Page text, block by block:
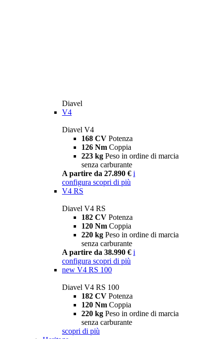
Diavel
V4
Diavel V4
168 CV Potenza
126 Nm Coppia
223 kg Peso in ordine di marcia
senza carburante
A partire da 27.890 € i
configura scopri di più
V4 RS
Diavel V4 RS
182 CV Potenza
120 Nm Coppia
220 kg Peso in ordine di marcia
senza carburante
A partire da 38.990 € i
configura scopri di più
new V4 RS 100
Diavel V4 RS 100
182 CV Potenza
120 Nm Coppia
220 kg Peso in ordine di marcia
senza carburante
scopri di più